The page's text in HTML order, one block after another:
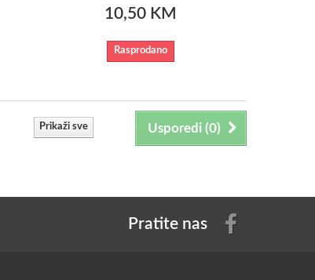
10,50 KM
Rasprodano
Usporedi (0)
Prikaži sve
Pratite nas